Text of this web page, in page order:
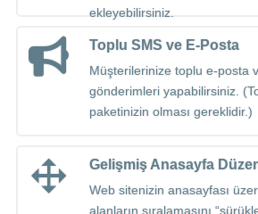
ekleyebilirsiniz.
Toplu SMS ve E-Posta
Müşterilerinize toplu e-posta
gönderimleri yapabilirsiniz.
paketinizin olması gereklidir.)
Gelişmiş Anasayfa
Web sitenizin anasayfası
alanların sıralamasını